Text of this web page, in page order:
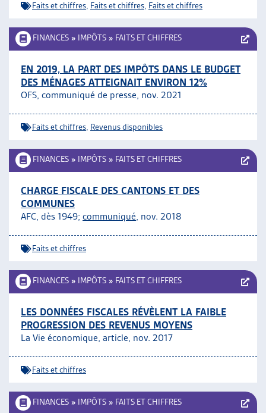
Faits et chiffres Faits et chiffres Faits et chiffres
FINANCES » IMPÔTS » FAITS ET CHIFFRES
EN 2019, LA PART DES IMPÔTS DANS LE BUDGET
DES MÉNAGES ATTEIGNAIT ENVIRON 12%
OFS, communiqué de presse, nov. 2021
Faits et chiffres Revenus disponibles
FINANCES » IMPÔTS » FAITS ET CHIFFRES
CHARGE FISCALE DES CANTONS ET DES
COMMUNES
AFC, dès 1949; communiqué, nov. 2018
Faits et chiffres
FINANCES » IMPÔTS » FAITS ET CHIFFRES
LES DONNÉES FISCALES RÉVÈLENT LA FAIBLE
PROGRESSION DES REVENUS MOYENS
La Vie économique, article, nov. 2017
Faits et chiffres
FINANCES » IMPÔTS » FAITS ET CHIFFRES